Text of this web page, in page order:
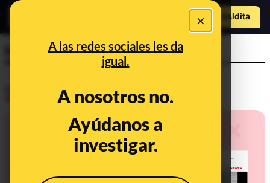
×
A las redes sociales les da
igual.
A nosotros no.
Ayúdanos a
investigar.
Hazte Maldito
a
helado